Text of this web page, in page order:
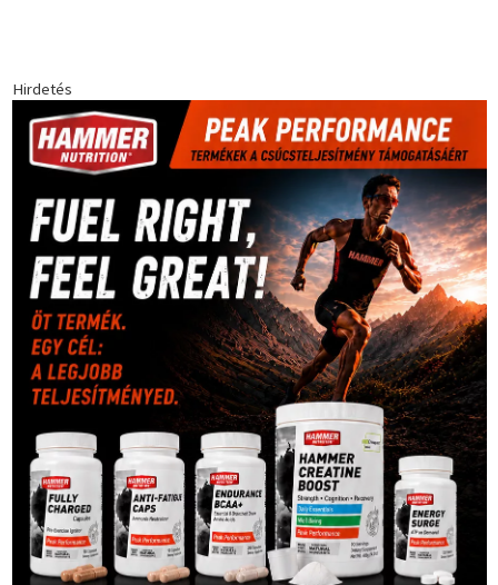
(181)Jégkorong(148)kajakkenu(138)karate(168)kickbox(204)
kosárlabda(166)kézilabda(448)Lewis Hamilton(168) magyar
labdarúgóválogatott
(148) Mercedes (244)motorsport(153)Opel
Dakar Team(132)Rali Világbajnokság(122)Rendezvény(142)rio
Sportime Magazin(128) szabadidősport
(316) Szalay Balázs (126)tenisz(416)táplálkozás(155)utazás
(126) Video(247)világbajnokság (162)Világkupa(129)vitorlázás
(222)vívás(174) vízilabda(197) Érdi Mária(130)életmód(416)
úszás(361)
Hirdetés